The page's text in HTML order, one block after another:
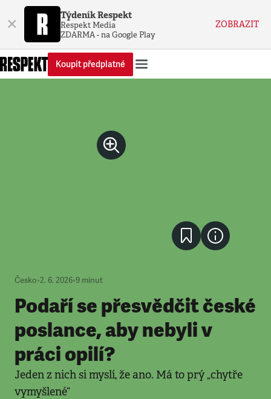
× Týdeník Respekt
Respekt Media
ZDARMA - na Google Play
ZOBRAZIT
Koupit předplatné
Česko•2. 6. 2026•9 minut
Podaří se přesvědčit české
poslance, aby nebyli v
práci opilí?
Jeden z nich si myslí, že ano. Má to prý „chytře
vymyšlené“